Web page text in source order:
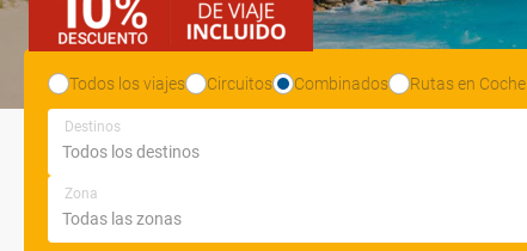
Todos los viajes Circuitos Combinados Rutas en Coche
Destinos
Zona